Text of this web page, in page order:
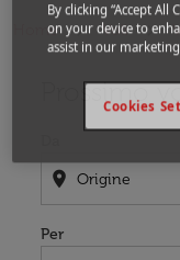
Home Voli
Prossimo
location_on
Per
Prova ad
By clicking “Accept All
on your device to
assist in our
Cookies